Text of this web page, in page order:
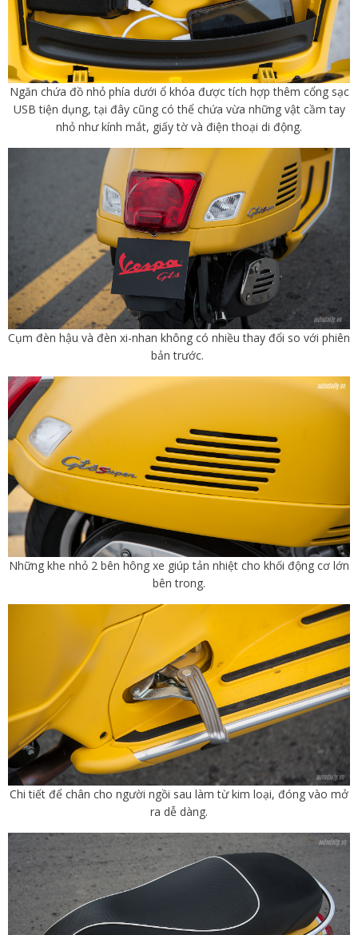
Ngăn chứa đồ nhỏ phía dưới ổ khóa được tích hợp thêm cổng sạc
USB tiện dụng, tại đây cũng có thể chứa vừa những vật cầm tay
nhỏ như kính mắt, giấy tờ và điện thoại di động.
Cụm đèn hậu và đèn xi-nhan không có nhiều thay đổi so với phiên
bản trước.
Những khe nhỏ 2 bên hông xe giúp tản nhiệt cho khối động cơ lớn
bên trong.
Chi tiết để chân cho người ngồi sau làm từ kim loại, đóng vào mở
ra dễ dàng.